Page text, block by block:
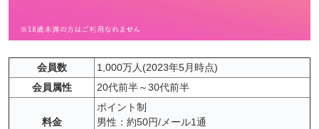
会員数
1,000万人(2023年5月時点)
会員属性
20代前半～30代前半
料金
ポイント制
男性：約50円/メール1通